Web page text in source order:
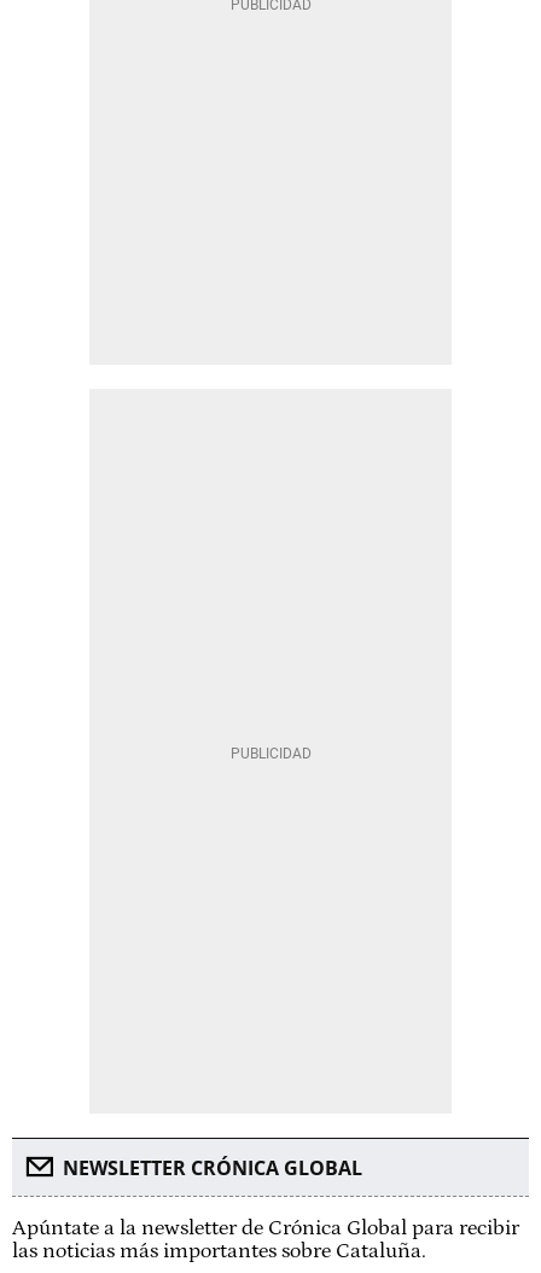
NEWSLETTER CRÓNICA GLOBAL
Apúntate a la newsletter de Crónica Global para recibir
las noticias más importantes sobre Cataluña.